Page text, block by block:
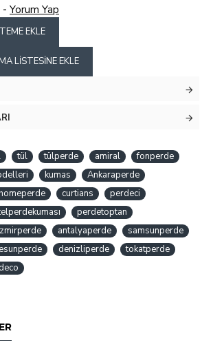
- Yorum Yap
EKLE
LISTESINE EKLE
tül tülperde amiral
fonperde
kumas
Ankaraperde
curtians
perdeci
perdetoptan
antalyaperde
samsunperde
denizliperde
tokatperde